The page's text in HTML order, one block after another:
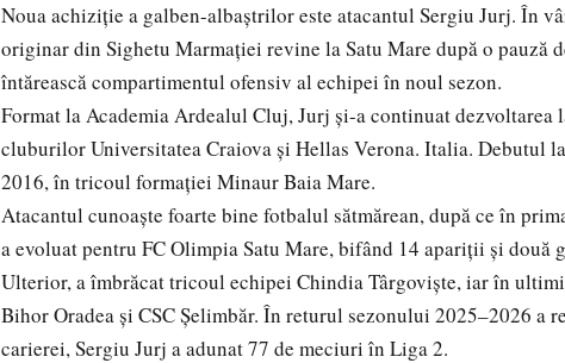
Noua achiziție a galben-albaștrilor este atacantul Sergiu Jurj. În
originar din Sighetu Marmației revine la Satu Mare după o pauză
întărească compartimentul ofensiv al echipei în noul sezon.
Format la Academia Ardealul Cluj, Jurj și-a continuat dezvoltarea
cluburilor Universitatea Craiova și Hellas Verona. Italia. Debutul
2016, în tricoul formației Minaur Baia Mare.
Atacantul cunoaște foarte bine fotbalul sătmărean, după ce în
a evoluat pentru FC Olimpia Satu Mare, bifând 14 apariții și două
Ulterior, a îmbrăcat tricoul echipei Chindia Târgoviște, iar în
Bihor Oradea și CSC Șelimbăr. În returul sezonului 2025–2026 a
carierei, Sergiu Jurj a adunat 77 de meciuri în Liga 2.